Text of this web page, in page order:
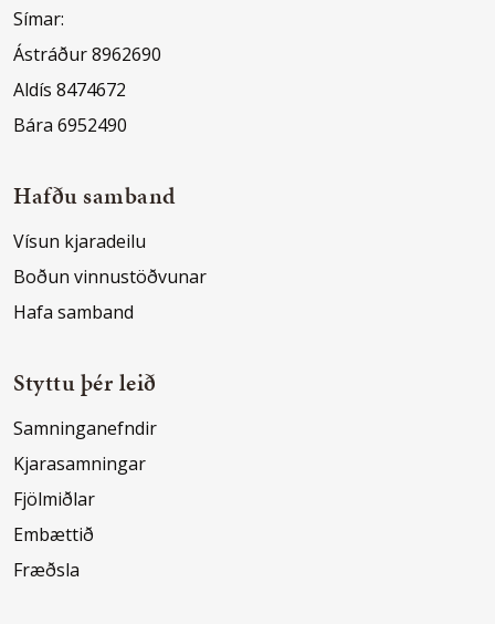
Símar:
Ástráður 8962690
Aldís 8474672
Bára 6952490
Hafðu samband
Vísun kjaradeilu
Boðun vinnustöðvunar
Hafa samband
Styttu þér leið
Samninganefndir
Kjarasamningar
Fjölmiðlar
Embættið
Fræðsla